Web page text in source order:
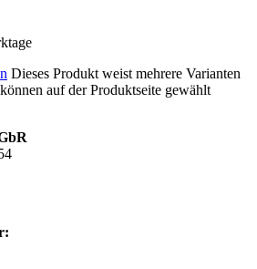
Dieses Produkt weist mehrere Varianten
auf der Produktseite gewählt